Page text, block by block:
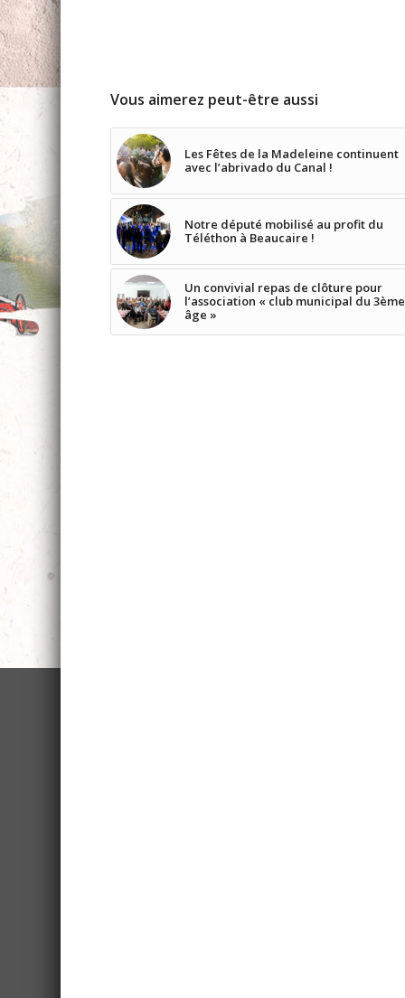
Vous aimerez peut-être aussi
Les Fêtes de la Madeleine continuent
avec l’abrivado du Canal !
Notre député mobilisé au profit du
Téléthon à Beaucaire !
Un convivial repas de clôture pour
l’association « club municipal du 3ème
âge »